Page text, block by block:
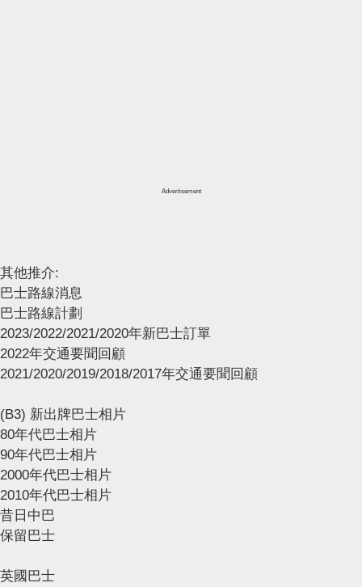
Advertisement
其他推介:
巴士路線消息
巴士路線計劃
2023/2022/2021/2020年新巴士訂單
2022年交通要聞回顧
2021/2020/2019/2018/2017年交通要聞回顧
(B3) 新出牌巴士相片
80年代巴士相片
90年代巴士相片
2000年代巴士相片
2010年代巴士相片
昔日中巴
保留巴士
英國巴士